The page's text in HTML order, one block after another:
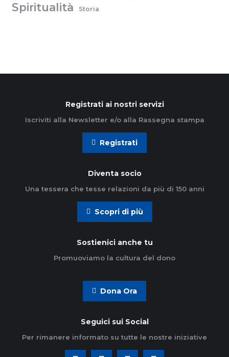
Spiritualità Storia
Registrati ai nostri servizi
Iscriviti alla Newsletter e/o alla Rassegna stampa
Registrati
Diventa socio
Una tessera che tesse relazioni da più di 150 anni
Scopri di più
Sostienici anche tu
Promuoviamo la cultura del dono
Dona Ora
Seguici sui Social
Per rimanere informato su tutte le nostre iniziative